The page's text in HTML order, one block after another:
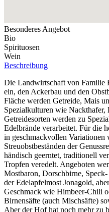
Besonderes Angebot
Bio
Spirituosen
Wein
Beschreibung
Die Landwirtschaft von Familie
ein, den Ackerbau und den
Fläche werden Getreide, Mais
Spezialkulturen wie
Getreidesorten werden zu
Edelbrände verarbeitet. Für die
in geschmackvollen
Streuobstbeständen der
händisch geerntet, traditionell
Tropfen veredelt. Angeboten
Mostbaron, Dorschbirne,
der Edelapfelmost Jonagold,
Geschmack wie Himbeer-Chili
Birnensäfte (auch Mischsäfte)
Aber der Hof hat noch mehr zu